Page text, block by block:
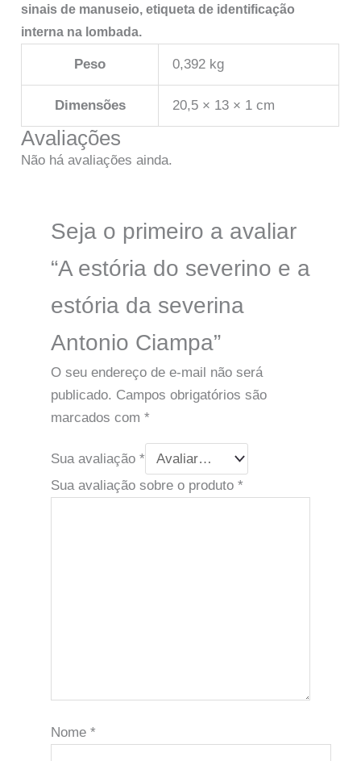
sinais de manuseio, etiqueta de identificação
interna na lombada.
Peso 0,392 kg
Dimensões 20,5 × 13 × 1 cm
Avaliações
Não há avaliações ainda.
Seja o primeiro a avaliar
“A estória do severino e a
estória da severina
Antonio Ciampa”
O seu endereço de e-mail não será
publicado. Campos obrigatórios são
marcados com *
Sua avaliação *
Sua avaliação sobre o produto *
Nome *